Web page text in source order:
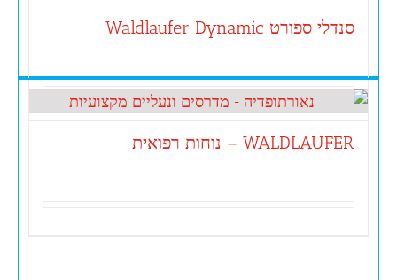
סנדלי ספורט Waldlaufer Dynamic
WALDLAUFER – נוחות רפואית